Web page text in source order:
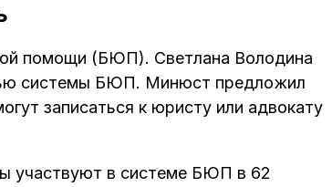
помощи (БЮП). Светлана Володина
системы БЮП. Минюст предложил
записаться к юристу или адвокату
участвуют в системе БЮП в 62